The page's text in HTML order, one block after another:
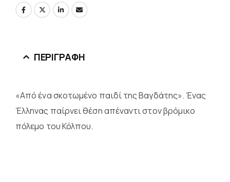
ΠΕΡΙΓΡΑΦΉ
«Από ένα σκοτωμένο παιδί της Βαγδάτης». Ένας
Έλληνας παίρνει θέση απέναντι στον βρόμικο
πόλεμο του Κόλπου.